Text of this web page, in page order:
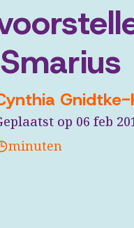
op 06 feb
minuten